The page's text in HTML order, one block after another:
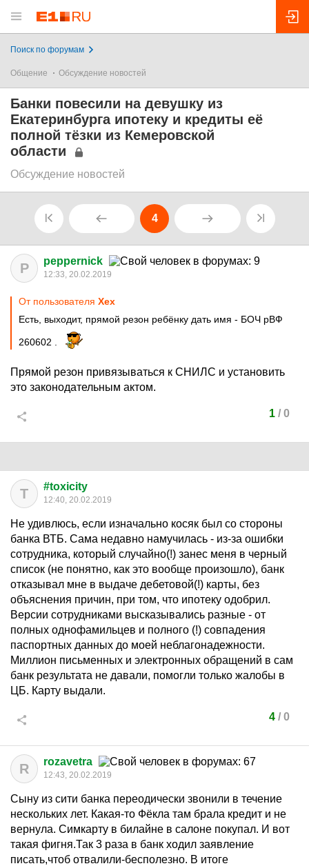
Поиск по форумам
Общение Обсуждение новостей
Банки повесили на девушку из
Екатеринбурга ипотеку и кредиты её
полной тёзки из Кемеровской
области
Обсуждение новостей
4
P peppernick
12:33, 20.02.2019
От пользователя Хех
Есть, выходит, прямой резон ребёнку дать имя - БОЧ рВФ
260602 .
Прямой резон привязываться к СНИЛС и установить
это законодательным актом.
1/ 0
T #toxicity
12:40, 20.02.2019
Не удивлюсь, если изначально косяк был со стороны
банка ВТБ. Сама недавно намучилась - из-за ошибки
сотрудника, который случайно(!) занес меня в черный
список (не понятно, как это вообще произошло), банк
отказывал мне в выдаче дебетовой(!) карты, без
объяснения причин, при том, что ипотеку одобрил.
Версии сотрудниками высказывались разные - от
полных однофамильцев и полного (!) совпадения
паспортных данных до моей неблагонадежности.
Миллион письменных и электронных обращений в сам
банк результата не давали, помогли только жалобы в
ЦБ. Карту выдали.
4/ 0
R rozavetra
12:43, 20.02.2019
Сыну из сити банка переодически звонили в течение
нескольких лет. Какая-то Фёкла там брала кредит и не
вернула. Симкарту в билайне в салоне покупал. И вот
такая фигня.Так 3 раза в банк ходил заявление
писать,чтоб отвалили-бесполезно. В итоге